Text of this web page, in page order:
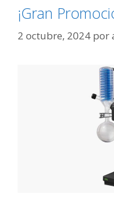
¡Gran
2 octubre, 2024 por